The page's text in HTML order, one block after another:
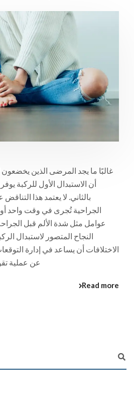
غالبًا ما يجد المرضى الذين يخضعون
أن الاستبدال الأول للركبة
بالثاني. لا يعتمد هذا
الجراحية تُجرى في وقت واحد
عوامل مثل شدة الألم قبل
النجاح المتصور لاستبدال
الاختلافات أن يساعد في إدارة
عن عملية
Read more